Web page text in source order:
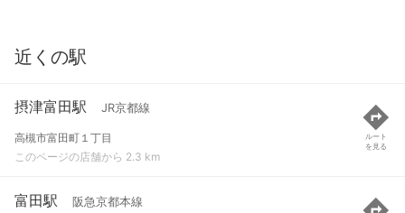
近くの駅
摂津富田駅 JR京都線
高槻市富田町１丁目
このページの店舗から 2.3 km
ルート
を見る
富田駅 阪急京都本線